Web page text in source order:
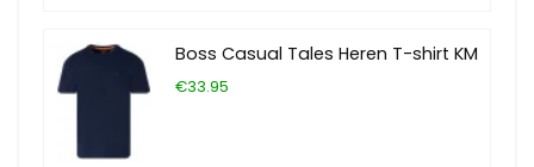
Boss Casual Tales Heren T-shirt KM
€33.95